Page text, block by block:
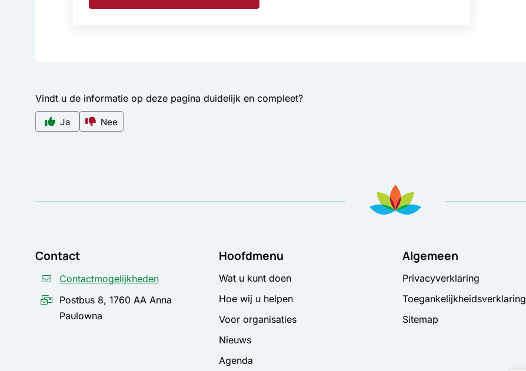
Vindt u de informatie op deze pagina duidelijk en compleet?
Ja Nee
Contact
Contactmogelijkheden
Postbus 8, 1760 AA Anna
Paulowna
Hoofdmenu
Wat u kunt doen
Hoe wij u helpen
Voor organisaties
Nieuws
Agenda
Algemeen
Privacyverklaring
Toegankelijkheidsverklaring
Sitemap